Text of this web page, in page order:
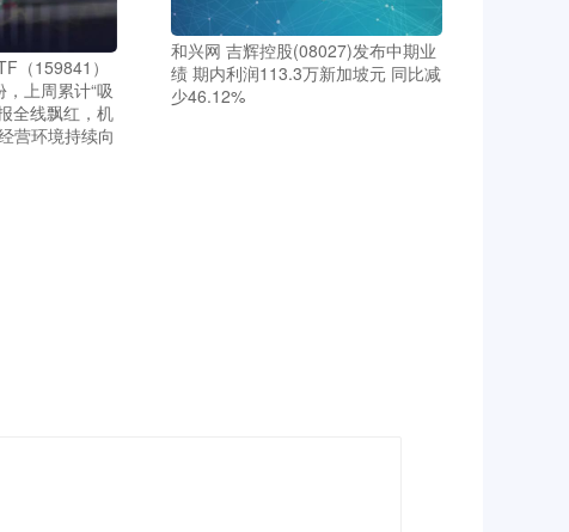
（159841）
上周累计“吸
全线飘红，机
营环境持续向
和兴网 吉辉控股(08027)发布中期业
绩 期内利润113.3万新加坡元 同比减
少46.12%